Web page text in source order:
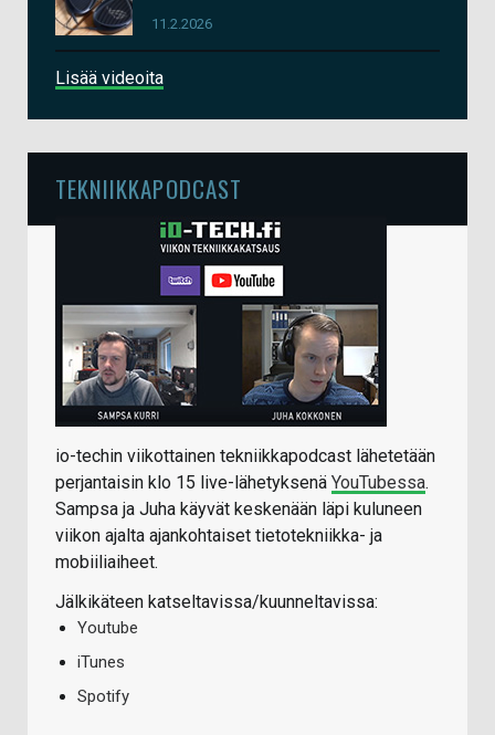
11.2.2026
Lisää videoita
TEKNIIKKAPODCAST
io-techin viikottainen tekniikkapodcast lähetetään
perjantaisin klo 15 live-lähetyksenä YouTubessa.
Sampsa ja Juha käyvät keskenään läpi kuluneen
viikon ajalta ajankohtaiset tietotekniikka- ja
mobiiliaiheet.
Jälkikäteen katseltavissa/kuunneltavissa:
Youtube
iTunes
Spotify